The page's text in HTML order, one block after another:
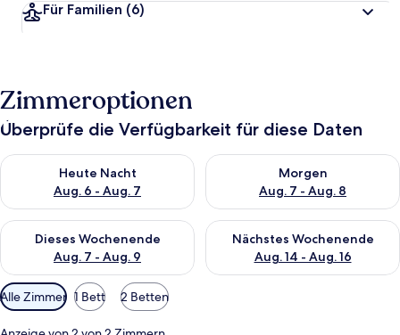
Für Familien (6)
Zimmeroptionen
Überprüfe die Verfügbarkeit für diese Daten
Heute Nacht
Aug. 6 - Aug. 7
Überprüfe die Verfügbarkeit für heute Nacht, Aug. 6 - Aug. 7.
Morgen
Aug. 7 - Aug. 8
Überprüfe die Verfügbarkeit
Dieses Wochenende
Aug. 7 - Aug. 9
Überprüfe die Verfügbarkeit für dieses Wochenende, Aug. 7
Nächstes Wochenende
Aug. 14 - Aug. 16
Überprüfe die Verfügbarkeit
Verfügbare
Filter
für
Alle Zimmer 1 Bett 2 Betten